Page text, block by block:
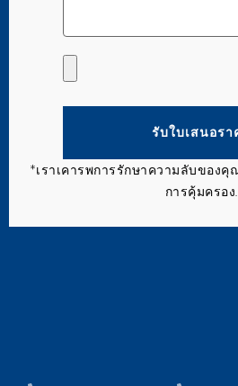
รับใบเสนอรา
*เราเคารพการรักษาความลับของ
การคุ้มครอง.